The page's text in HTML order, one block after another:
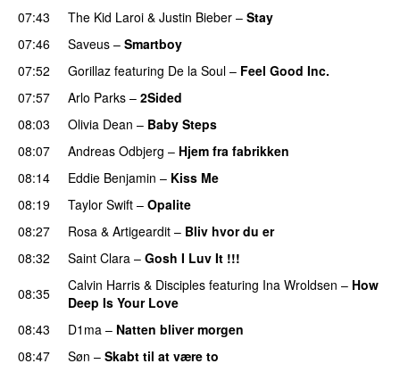
07:43
The Kid Laroi & Justin Bieber – Stay
07:46
Saveus – Smartboy
07:52
Gorillaz featuring De la Soul – Feel Good Inc.
07:57
Arlo Parks – 2Sided
08:03 Olivia Dean – Baby Steps
08:07
Andreas Odbjerg – Hjem fra fabrikken
08:14
Eddie Benjamin – Kiss Me
08:19 Taylor Swift – Opalite
08:27
Rosa & Artigeardit – Bliv hvor du er
08:32 Saint Clara – Gosh I Luv It !!!
08:35
Calvin Harris & Disciples featuring Ina Wroldsen – How
Deep Is Your Love
08:43
D1ma – Natten bliver morgen
08:47
Søn – Skabt til at være to